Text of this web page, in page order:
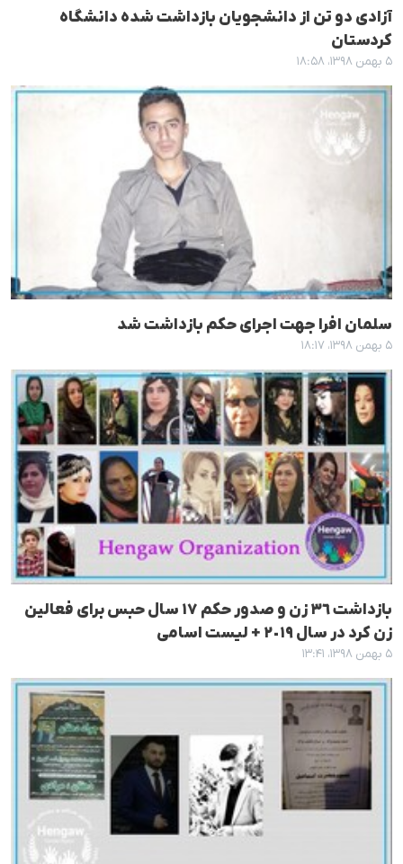
آزادی دو تن از دانشجویان بازداشت شدە دانشگاه
کردستان
۵ بهمن ۱۳۹۸، ۱۸:۵۸
سلمان افرا جهت اجرای حکم بازداشت شد
۵ بهمن ۱۳۹۸، ۱۸:۱۷
بازداشت ٣٦ زن و صدور حکم ١٧ سال حبس برای فعالین
زن کرد در سال ٢٠١٩ + لیست اسامی
۵ بهمن ۱۳۹۸، ۱۳:۴۱